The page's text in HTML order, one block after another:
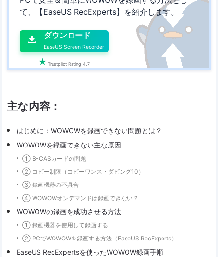
て、【EaseUS RecExperts】を紹介します。

 ダウンロード
EaseUS Screen Recorder
 Trustpilot Rating 4.7
主な内容：
はじめに：WOWOWを録画できない問題とは？
WOWOWを録画できない主な原因
① B-CASカードの問題
② コピー制限（コピーワンス・ダビング10）
③ 録画機器の不具合
④ WOWOWオンデマンドは録画できない？
WOWOWの録画を成功させる方法
① 録画機器を使用して録画する
② PCでWOWOWを録画する方法（EaseUS RecExperts）
EaseUS RecExpertsを使ったWOWOW録画手順